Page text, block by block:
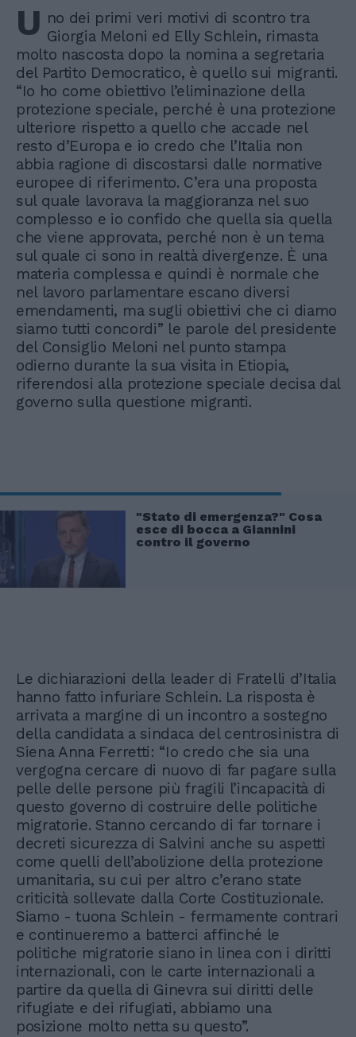
U no dei primi veri motivi di scontro tra
Giorgia Meloni ed Elly Schlein, rimasta
molto nascosta dopo la nomina a segretaria
del Partito Democratico, è quello sui migranti.
“Io ho come obiettivo l’eliminazione della
protezione speciale, perché è una protezione
ulteriore rispetto a quello che accade nel
resto d’Europa e io credo che l’Italia non
abbia ragione di discostarsi dalle normative
europee di riferimento. C’era una proposta
sul quale lavorava la maggioranza nel suo
complesso e io confido che quella sia quella
che viene approvata, perché non è un tema
sul quale ci sono in realtà divergenze. È una
materia complessa e quindi è normale che
nel lavoro parlamentare escano diversi
emendamenti, ma sugli obiettivi che ci diamo
siamo tutti concordi” le parole del presidente
del Consiglio Meloni nel punto stampa
odierno durante la sua visita in Etiopia,
riferendosi alla protezione speciale decisa dal
governo sulla questione migranti.
"Stato di emergenza?" Cosa
esce di bocca a Giannini
contro il governo
Le dichiarazioni della leader di Fratelli d’Italia
hanno fatto infuriare Schlein. La risposta è
arrivata a margine di un incontro a sostegno
della candidata a sindaca del centrosinistra di
Siena Anna Ferretti: “Io credo che sia una
vergogna cercare di nuovo di far pagare sulla
pelle delle persone più fragili l’incapacità di
questo governo di costruire delle politiche
migratorie. Stanno cercando di far tornare i
decreti sicurezza di Salvini anche su aspetti
come quelli dell’abolizione della protezione
umanitaria, su cui per altro c’erano state
criticità sollevate dalla Corte Costituzionale.
Siamo - tuona Schlein - fermamente contrari
e continueremo a batterci affinché le
politiche migratorie siano in linea con i diritti
internazionali, con le carte internazionali a
partire da quella di Ginevra sui diritti delle
rifugiate e dei rifugiati, abbiamo una
posizione molto netta su questo”.